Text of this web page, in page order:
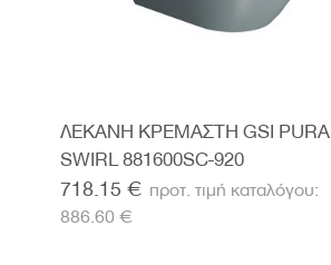
ΛΕΚΑΝΗ ΚΡΕΜΑΣΤΗ GSI PURA
SWIRL 881600SC-920
718.15 €
886.60 €